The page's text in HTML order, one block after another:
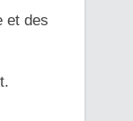
et des